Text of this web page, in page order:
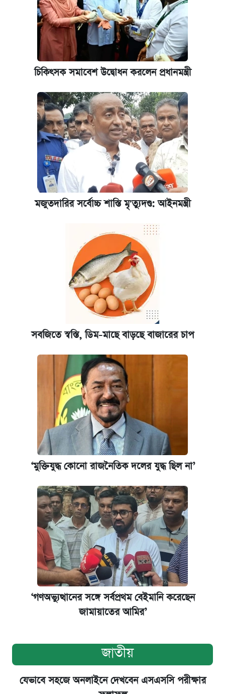
চিকিৎসক সমাবেশ উদ্বোধন করলেন প্রধানমন্ত্রী
মজুতদারির সর্বোচ্চ শাস্তি মৃ'ত্যুদণ্ড: আইনমন্ত্রী
সবজিতে স্বস্তি, ডিম-মাছে বাড়ছে বাজারের চাপ
‘মুক্তিযুদ্ধ কোনো রাজনৈতিক দলের যুদ্ধ ছিল না’
‘গণঅভ্যুত্থানের সঙ্গে সর্বপ্রথম বেইমানি করেছেন
জামায়াতের আমির’
জাতীয়
যেভাবে সহজে অনলাইনে দেখবেন এসএসসি পরীক্ষার